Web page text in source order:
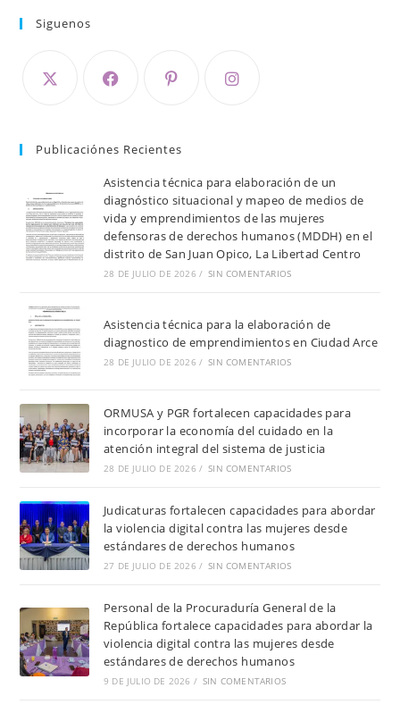
Siguenos
Publicaciónes Recientes
Asistencia técnica para elaboración de un
diagnóstico situacional y mapeo de medios de
vida y emprendimientos de las mujeres
defensoras de derechos humanos (MDDH) en el
distrito de San Juan Opico, La Libertad Centro
28 DE JULIO DE 2026 / SIN COMENTARIOS
Asistencia técnica para la elaboración de
diagnostico de emprendimientos en Ciudad Arce
28 DE JULIO DE 2026 / SIN COMENTARIOS
ORMUSA y PGR fortalecen capacidades para
incorporar la economía del cuidado en la
atención integral del sistema de justicia
28 DE JULIO DE 2026 / SIN COMENTARIOS
Judicaturas fortalecen capacidades para abordar
la violencia digital contra las mujeres desde
estándares de derechos humanos
27 DE JULIO DE 2026 / SIN COMENTARIOS
Personal de la Procuraduría General de la
República fortalece capacidades para abordar la
violencia digital contra las mujeres desde
estándares de derechos humanos
9 DE JULIO DE 2026 / SIN COMENTARIOS